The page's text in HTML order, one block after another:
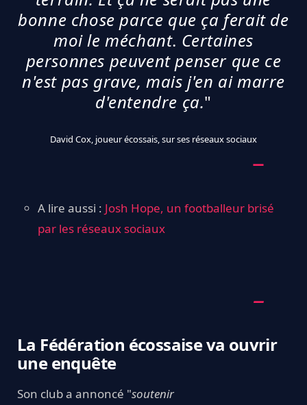
bonne chose parce que ça ferait de
moi le méchant. Certaines
personnes peuvent penser que ce
n'est pas grave, mais j'en ai marre
d'entendre ça."
David Cox, joueur écossais, sur ses réseaux sociaux
A lire aussi : Josh Hope, un footballeur brisé
par les réseaux sociaux
La Fédération écossaise va ouvrir
une enquête
Son club a annoncé "soutenir